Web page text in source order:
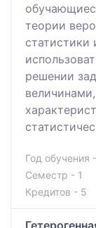
теории
статистики
решении
Год обучения
Семестр - 1
Кредитов - 5